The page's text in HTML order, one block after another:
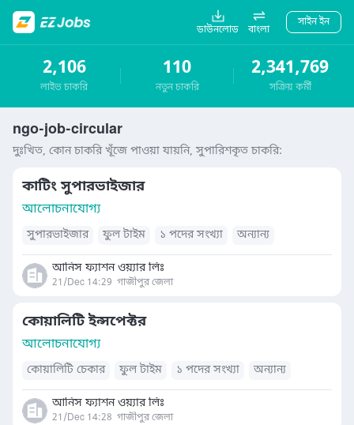
ডাউনলোড বাংলা
সাইন ইন
2,106
লাইভ চাকরি
110
নতুন চাকরি
2,341,769
সক্রিয় কর্মী
ngo-job-circular
দুঃখিত, কোন চাকরি খূঁজে পাওয়া যায়নি, সুপারিশকৃত চাকরি:
কাটিং সুপারভাইজার
আলোচনাযোগ্য
সুপারভাইজার ফুল টাইম ১ পদের সংখ্যা অন্যান্য
আনিস ফ্যাশন ওয়্যার লিঃ
21/Dec 14:29 গাজীপুর জেলা
কোয়ালিটি ইন্সপেক্টর
আলোচনাযোগ্য
কোয়ালিটি চেকার ফুল টাইম ১ পদের সংখ্যা অন্যান্য
আনিস ফ্যাশন ওয়্যার লিঃ
21/Dec 14:28 গাজীপুর জেলা